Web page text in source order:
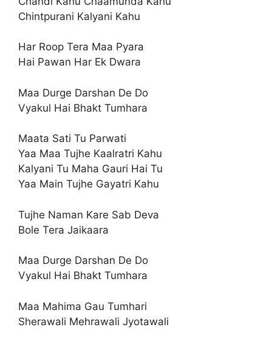
Chintpurani Kalyani Kahu
Har Roop Tera Maa Pyara
Hai Pawan Har Ek Dwara
Maa Durge Darshan De Do
Vyakul Hai Bhakt Tumhara
Maata Sati Tu Parwati
Yaa Maa Tujhe Kaalratri Kahu
Kalyani Tu Maha Gauri Hai Tu
Yaa Main Tujhe Gayatri Kahu
Tujhe Naman Kare Sab Deva
Bole Tera Jaikaara
Maa Durge Darshan De Do
Vyakul Hai Bhakt Tumhara
Maa Mahima Gau Tumhari
Sherawali Mehrawali Jyotawali